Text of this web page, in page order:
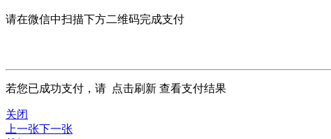
请在微信中扫描下方二维码完成支付
若您已成功支付，请 点击刷新 查看支付结果
关闭
上一张下一张